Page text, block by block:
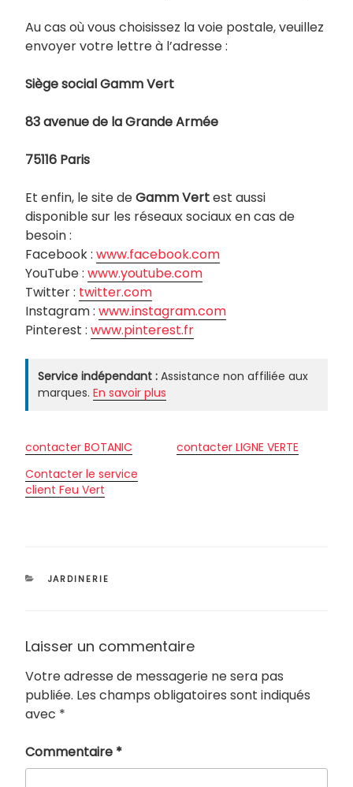
Au cas où vous choisissez la voie postale, veuillez
envoyer votre lettre à l’adresse :
Siège social Gamm Vert
83 avenue de la Grande Armée
75116 Paris
Et enfin, le site deGamm Vertest aussi
disponible sur les réseaux sociaux en cas de
besoin :
Facebook : www.facebook.com
YouTube : www.youtube.com
Twitter : twitter.com
Instagram : www.instagram.com
Pinterest : www.pinterest.fr
Service indépendant : Assistance non affiliée aux
marques. En savoir plus
contacter BOTANIC
contacter LIGNE VERTE
Contacter le service
client Feu Vert
CATÉGORIES
JARDINERIE
Laisser un commentaire
Votre adresse de messagerie ne sera pas
publiée. Les champs obligatoires sont indiqués
avec *
Commentaire *